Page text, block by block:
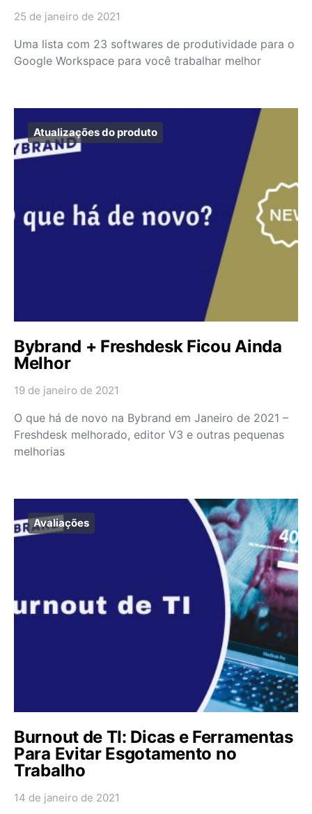
25 de janeiro de 2021
Uma lista com 23 softwares de produtividade para o
Google Workspace para você trabalhar melhor
Atualizações do produto
Bybrand + Freshdesk Ficou Ainda
Melhor
19 de janeiro de 2021
O que há de novo na Bybrand em Janeiro de 2021 –
Freshdesk melhorado, editor V3 e outras pequenas
melhorias
Avaliações
Burnout de TI: Dicas e Ferramentas
Para Evitar Esgotamento no
Trabalho
14 de janeiro de 2021